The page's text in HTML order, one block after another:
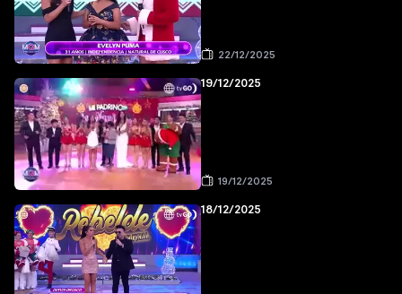
22/12/2025
19/12/2025
19/12/2025
18/12/2025